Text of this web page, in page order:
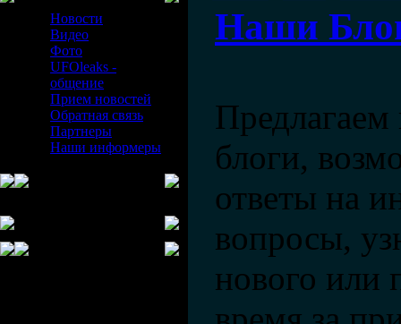
Новости
Видео
Фото
UFOleaks -
общение
Прием новостей
Обратная связь
Партнеры
Наши информеры
Наши
блоги,
ответы на
вопросы,
нового или